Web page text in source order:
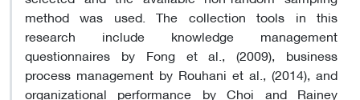
method was used. The collection tools in this
research include knowledge management
questionnaires by Fong et al., (2009), business
process management by Rouhani et al., (2014), and
organizational performance by Choi and Rainey